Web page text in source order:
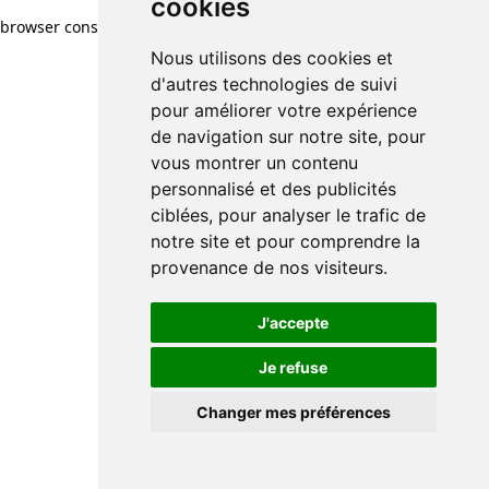
cookies
Nous utilisons des cookies et
d'autres technologies de suivi
pour améliorer votre expérience
de navigation sur notre site, pour
vous montrer un contenu
personnalisé et des publicités
ciblées, pour analyser le trafic de
notre site et pour comprendre la
provenance de nos visiteurs.
J'accepte
Je refuse
Changer mes préférences
browser console for more information)